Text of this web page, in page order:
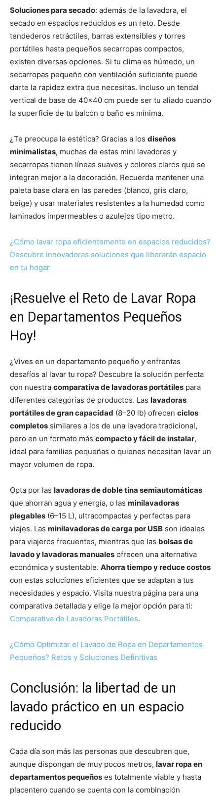
Soluciones para secado: además de la lavadora, el
secado en espacios reducidos es un reto. Desde
tendederos retráctiles, barras extensibles y torres
portátiles hasta pequeños secarropas compactos,
existen diversas opciones. Si tu clima es húmedo, un
secarropas pequeño con ventilación suficiente puede
darte la rapidez extra que necesitas. Incluso un tendal
vertical de base de 40×40 cm puede ser tu aliado cuando
la superficie de tu balcón o baño es mínima.
¿Te preocupa la estética? Gracias a los diseños
minimalistas, muchas de estas mini lavadoras y
secarropas tienen líneas suaves y colores claros que se
integran mejor a la decoración. Recuerda mantener una
paleta base clara en las paredes (blanco, gris claro,
beige) y usar materiales resistentes a la humedad como
laminados impermeables o azulejos tipo metro.
¿Cómo lavar ropa eficientemente en espacios reducidos?
Descubre innovadoras soluciones que liberarán espacio
en tu hogar
¡Resuelve el Reto de Lavar Ropa
en Departamentos Pequeños
Hoy!
¿Vives en un departamento pequeño y enfrentas
desafíos al lavar tu ropa? Descubre la solución perfecta
con nuestra comparativa de lavadoras portátiles para
diferentes categorías de productos. Las lavadoras
portátiles de gran capacidad (8–20 lb) ofrecen ciclos
completos similares a los de una lavadora tradicional,
pero en un formato más compacto y fácil de instalar,
ideal para familias pequeñas o quienes necesitan lavar un
mayor volumen de ropa.
Opta por las lavadoras de doble tina semiautomáticas
que ahorran agua y energía, o las minilavadoras
plegables (6–15 L), ultracompactas y perfectas para
viajes. Las minilavadoras de carga por USB son ideales
para viajeros frecuentes, mientras que las bolsas de
lavado y lavadoras manuales ofrecen una alternativa
económica y sustentable. Ahorra tiempo y reduce costos
con estas soluciones eficientes que se adaptan a tus
necesidades y espacio. Visita nuestra página para una
comparativa detallada y elige la mejor opción para ti:
Comparativa de Lavadoras Portátiles.
¿Cómo Optimizar el Lavado de Ropa en Departamentos
Pequeños? Retos y Soluciones Definitivas
Conclusión: la libertad de un
lavado práctico en un espacio
reducido
Cada día son más las personas que descubren que,
aunque dispongan de muy pocos metros, lavar ropa en
departamentos pequeños es totalmente viable y hasta
placentero cuando se cuenta con la combinación